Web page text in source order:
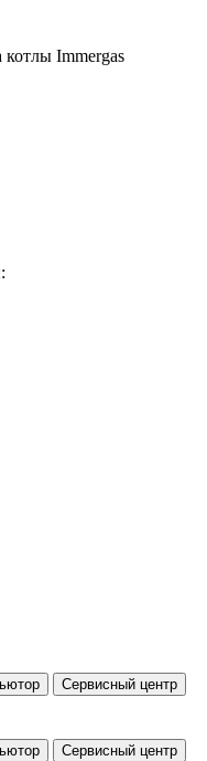
котлы Immergas
Сервисный центр
Сервисный центр